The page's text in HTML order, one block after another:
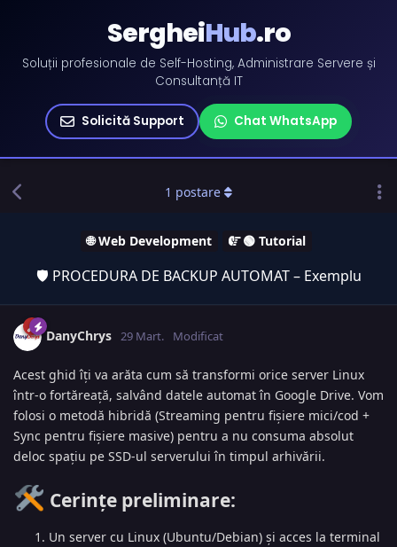
SergheiHub.ro
Soluții profesionale de Self-Hosting, Administrare Servere și
Consultanță IT
Solicită Support Chat WhatsApp
🌐 Web Development 🟢 Tutorial
🛡️ PROCEDURA DE BACKUP AUTOMAT – Exemplu
1 postare
DanyChrys 29 Mart. Modificat
Acest ghid îți va arăta cum să transformi orice server Linux
într-o fortăreață, salvând datele automat în Google Drive. Vom
folosi o metodă hibridă (Streaming pentru fișiere mici/cod +
Sync pentru fișiere masive) pentru a nu consuma absolut
deloc spațiu pe SSD-ul serverului în timpul arhivării.
Cerințe preliminare:
Un server cu Linux (Ubuntu/Debian) și acces la terminal